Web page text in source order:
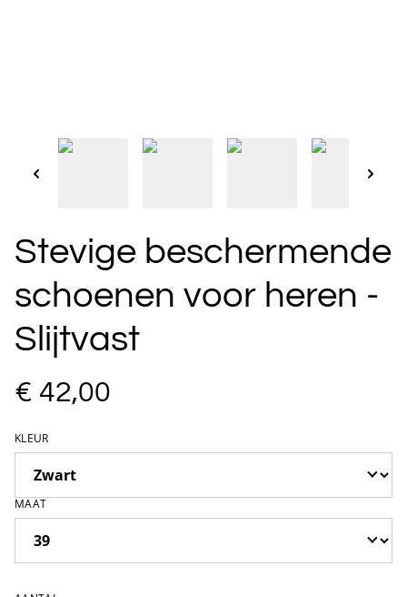
Stevige beschermende
schoenen voor heren -
Slijtvast
€ 42,00
KLEUR
MAAT